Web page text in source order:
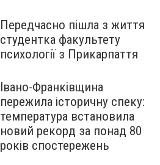
Передчасно пішла з життя
студентка факультету
психології з Прикарпаття
Івано-Франківщина
пережила історичну спеку:
температура встановила
новий рекорд за понад 80
років спостережень